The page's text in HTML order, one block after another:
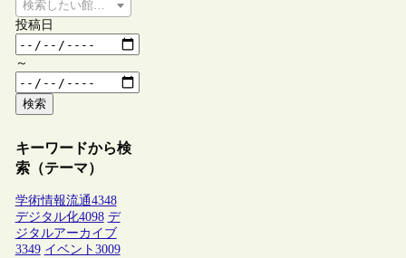
検索したい館種を選択してください
投稿日
～
検索
キーワードから検
索（テーマ）
学術情報流通4348
デジタル化4098 デ
ジタルアーカイブ
3349 イベント 3009